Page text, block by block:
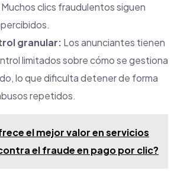
clics fraudulentos siguen
granular: Los anunciantes tienen
limitados sobre cómo se gestiona
lo que dificulta detener de forma
repetidos.
el mejor valor en servicios
el fraude en pago por clic?